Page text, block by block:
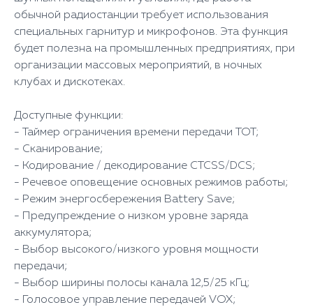
обычной радиостанции требует использования
специальных гарнитур и микрофонов. Эта функция
будет полезна на промышленных предприятиях, при
организации массовых мероприятий, в ночных
клубах и дискотеках.
Доступные функции:
- Таймер ограничения времени передачи TOT;
- Сканирование;
- Кодирование / декодирование CTCSS/DCS;
- Речевое оповещение основных режимов работы;
- Режим энергосбережения Battery Save;
- Предупреждение о низком уровне заряда
аккумулятора;
- Выбор высокого/низкого уровня мощности
передачи;
- Выбор ширины полосы канала 12,5/25 кГц;
- Голосовое управление передачей VOX;